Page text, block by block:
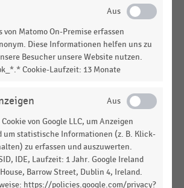
Städte mit der höchsten Schuldnerquote
EINZELHANDEL|STATISTIK
Passagieraufkommen an den großen
der stationären Vertriebslinien im
in Deutschland nach Umsatz
|STATISTIK
der Lieferanten im Lebensmittelhandel in
Matomo On-Premise erfassen
Diese Informationen helfen uns zu
Besucher unsere Website nutzen.
Cookie-Laufzeit: 13 Monate
von Google LLC, um Anzeigen
um statistische Informationen (z. B. Klick-
zu erfassen und auszuwerten.
IDE, Laufzeit: 1 Jahr. Google Ireland
Barrow Street, Dublin 4, Ireland.
https://policies.google.com/privacy?